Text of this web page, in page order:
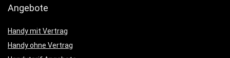
Angebote
Handy mit Vertrag
Handy ohne Vertrag